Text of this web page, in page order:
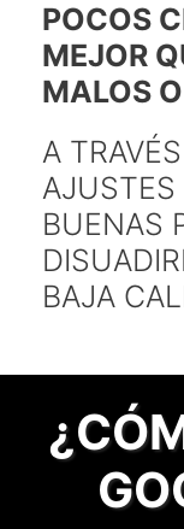
POCOS
MEJOR
MALOS
A
BUENAS
BAJA